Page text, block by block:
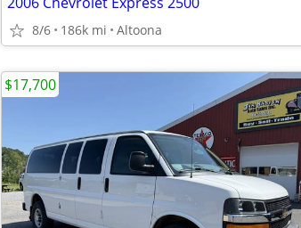
8/6 186k mi Altoona
$17,700